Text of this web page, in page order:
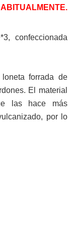
confeccionada
forrada de
El material
las hace más
por lo